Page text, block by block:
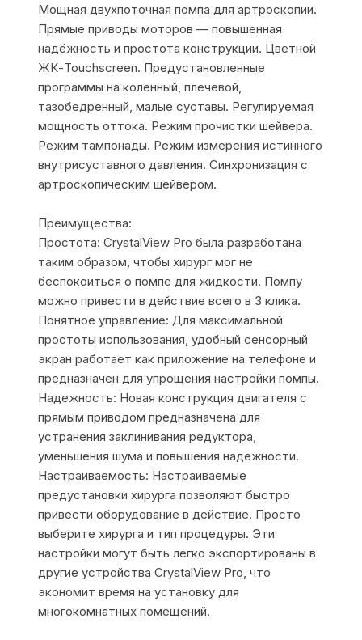
Мощная двухпоточная помпа для артроскопии.
Прямые приводы моторов — повышенная
надёжность и простота конструкции. Цветной
ЖК-Touchscreen. Предустановленные
программы на коленный, плечевой,
тазобедренный, малые суставы. Регулируемая
мощность оттока. Режим прочистки шейвера.
Режим тампонады. Режим измерения истинного
внутрисуставного давления. Синхронизация с
артроскопическим шейвером.
Преимущества:
Простота: CrystalView Pro была разработана
таким образом, чтобы хирург мог не
беспокоиться о помпе для жидкости. Помпу
можно привести в действие всего в 3 клика.
Понятное управление: Для максимальной
простоты использования, удобный сенсорный
экран работает как приложение на телефоне и
предназначен для упрощения настройки помпы.
Надежность: Новая конструкция двигателя с
прямым приводом предназначена для
устранения заклинивания редуктора,
уменьшения шума и повышения надежности.
Настраиваемость: Настраиваемые
предустановки хирурга позволяют быстро
привести оборудование в действие. Просто
выберите хирурга и тип процедуры. Эти
настройки могут быть легко экспортированы в
другие устройства CrystalView Pro, что
экономит время на установку для
многокомнатных помещений.